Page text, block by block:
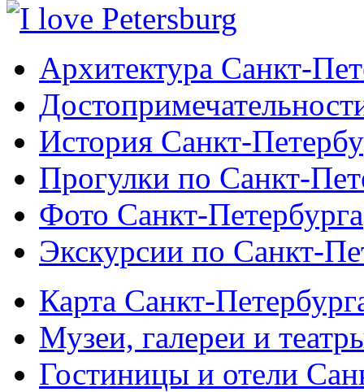
Архитектура Санкт-
История Санкт-
Прогулки по Санкт-
Фото Санкт-Петербурга
Экскурсии по Санкт-
Карта Санкт-
Музеи, галереи и
Гостиницы и отели